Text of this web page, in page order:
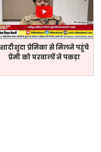
शादीशुदा प्रेमिका से मिलने पहुंचे
प्रेमी को घरवालों ने पकड़ा